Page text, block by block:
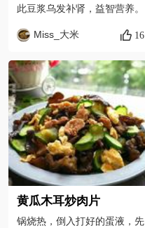
此豆浆乌发补肾，益智营养。
Miss_大米 16
黄瓜木耳炒肉片
锅烧热，倒入打好的蛋液，先